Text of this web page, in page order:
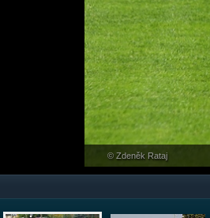
© Zdeněk Rataj